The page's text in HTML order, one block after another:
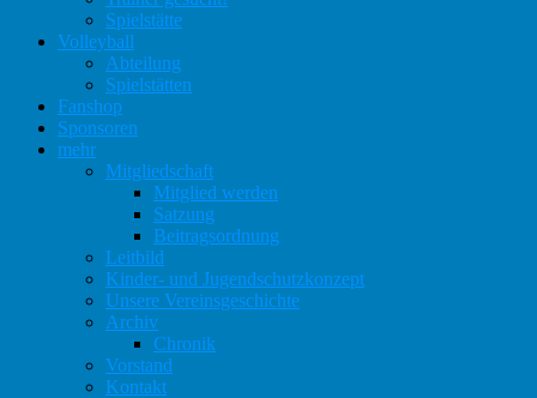
Spielstätte
Volleyball
Abteilung
Spielstätten
Fanshop
Sponsoren
mehr
Mitgliedschaft
Mitglied werden
Satzung
Beitragsordnung
Leitbild
Kinder- und Jugendschutzkonzept
Unsere Vereinsgeschichte
Archiv
Chronik
Vorstand
Kontakt